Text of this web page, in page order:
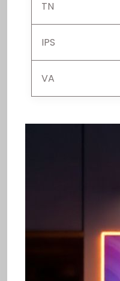
TN
IPS
VA